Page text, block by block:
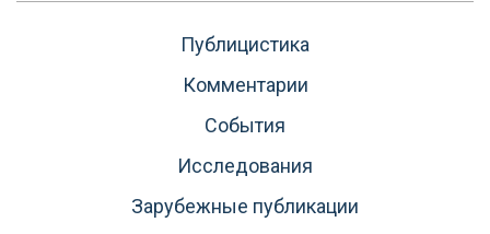
Публицистика
Комментарии
События
Исследования
Зарубежные публикации